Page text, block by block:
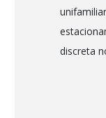
discreta